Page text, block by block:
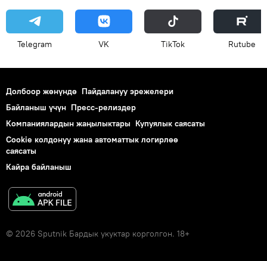
Telegram VK ТikТоk Rutube
Долбоор жөнүндө Пайдалануу эрежелери
Байланыш үчүн Пресс-релиздер
Компаниялардын жаңылыктары Купуялык саясаты
Cookie колдонуу жана автоматтык логирлөө
саясаты
Кайра байланыш
© 2026 Sputnik Бардык укуктар корголгон. 18+